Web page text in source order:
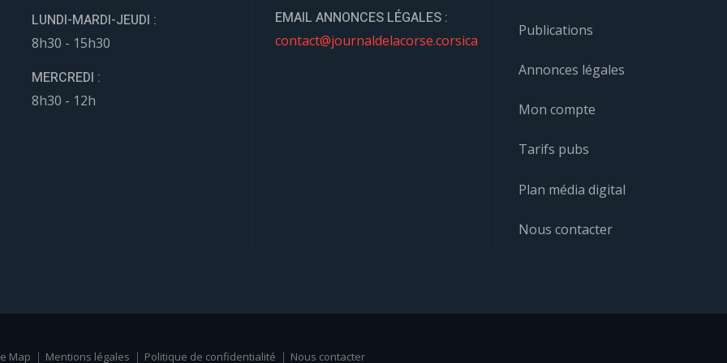
LUNDI-MARDI-JEUDI :
8h30 - 15h30
MERCREDI :
8h30 - 12h
EMAIL ANNONCES LÉGALES :
contact@journaldelacorse.corsica
Publications
Annonces légales
Mon compte
Tarifs pubs
Plan média digital
Nous contacter
Map Mentions légales Politique de confidentialité Nous contacter